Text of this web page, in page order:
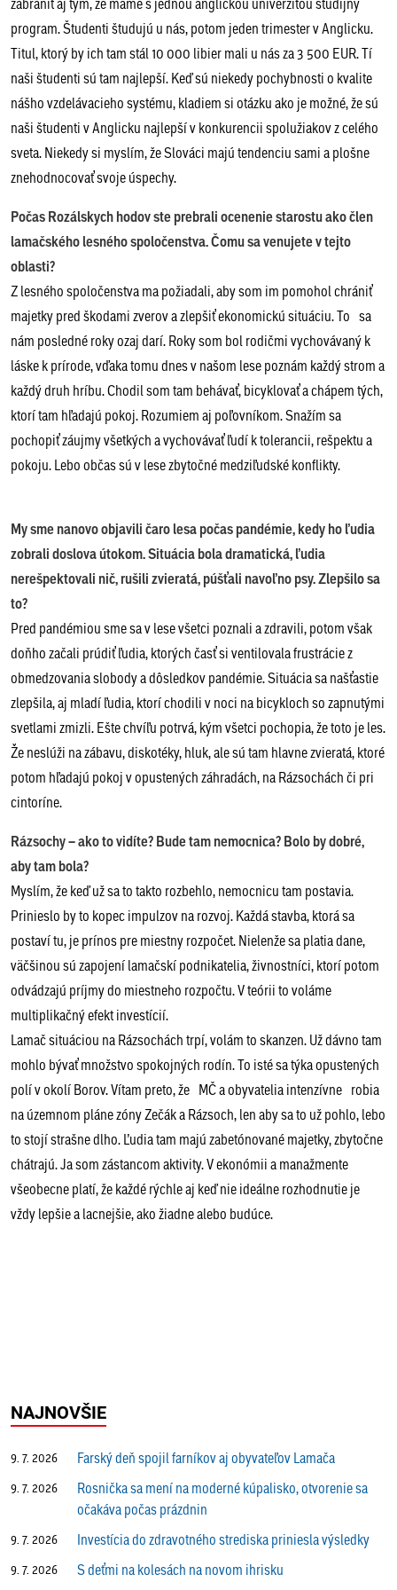
program. Študenti študujú u nás, potom jeden trimester v Anglicku.
Titul, ktorý by ich tam stál 10 000 libier mali u nás za 3 500 EUR. Tí
naši študenti sú tam najlepší. Keď sú niekedy pochybnosti o kvalite
nášho vzdelávacieho systému, kladiem si otázku ako je možné, že sú
naši študenti v Anglicku najlepší v konkurencii spolužiakov z celého
sveta. Niekedy si myslím, že Slováci majú tendenciu sami a plošne
znehodnocovať svoje úspechy.
Počas Rozálskych hodov ste prebrali ocenenie starostu ako člen
lamačského lesného spoločenstva. Čomu sa venujete v tejto
oblasti?
Z lesného spoločenstva ma požiadali, aby som im pomohol chrániť
majetky pred škodami zverov a zlepšiť ekonomickú situáciu. To sa
nám posledné roky ozaj darí. Roky som bol rodičmi vychovávaný k
láske k prírode, vďaka tomu dnes v našom lese poznám každý strom a
každý druh hríbu. Chodil som tam behávať, bicyklovať a chápem tých,
ktorí tam hľadajú pokoj. Rozumiem aj poľovníkom. Snažím sa
pochopiť záujmy všetkých a vychovávať ľudí k tolerancii, rešpektu a
pokoju. Lebo občas sú v lese zbytočné medziľudské konflikty.
My sme nanovo objavili čaro lesa počas pandémie, kedy ho ľudia
zobrali doslova útokom. Situácia bola dramatická, ľudia
nerešpektovali nič, rušili zvieratá, púšťali navoľno psy. Zlepšilo sa
to?
Pred pandémiou sme sa v lese všetci poznali a zdravili, potom však
doňho začali prúdiť ľudia, ktorých časť si ventilovala frustrácie z
obmedzovania slobody a dôsledkov pandémie. Situácia sa našťastie
zlepšila, aj mladí ľudia, ktorí chodili v noci na bicykloch so zapnutými
svetlami zmizli. Ešte chvíľu potrvá, kým všetci pochopia, že toto je les.
Že neslúži na zábavu, diskotéky, hluk, ale sú tam hlavne zvieratá, ktoré
potom hľadajú pokoj v opustených záhradách, na Rázsochách či pri
cintoríne.
Rázsochy – ako to vidíte? Bude tam nemocnica? Bolo by dobré,
aby tam bola?
Myslím, že keď už sa to takto rozbehlo, nemocnicu tam postavia.
Prinieslo by to kopec impulzov na rozvoj. Každá stavba, ktorá sa
postaví tu, je prínos pre miestny rozpočet. Nielenže sa platia dane,
väčšinou sú zapojení lamačskí podnikatelia, živnostníci, ktorí potom
odvádzajú príjmy do miestneho rozpočtu. V teórii to voláme
multiplikačný efekt investícií.
Lamač situáciou na Rázsochách trpí, volám to skanzen. Už dávno tam
mohlo bývať množstvo spokojných rodín. To isté sa týka opustených
polí v okolí Borov. Vítam preto, že MČ a obyvatelia intenzívne robia
na územnom pláne zóny Zečák a Rázsoch, len aby sa to už pohlo, lebo
to stojí strašne dlho. Ľudia tam majú zabetónované majetky, zbytočne
chátrajú. Ja som zástancom aktivity. V ekonómii a manažmente
všeobecne platí, že každé rýchle aj keď nie ideálne rozhodnutie je
vždy lepšie a lacnejšie, ako žiadne alebo budúce.
NAJNOVŠIE
9. 7. 2026 Farský deň spojil farníkov aj obyvateľov Lamača
9. 7. 2026
Rosnička sa mení na moderné kúpalisko, otvorenie sa
očakáva počas prázdnin
9. 7. 2026 Investícia do zdravotného strediska priniesla výsledky
9. 7. 2026 S deťmi na kolesách na novom ihrisku